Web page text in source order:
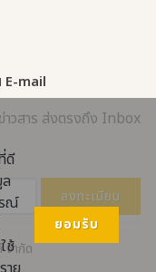
ดี
ณ์
ช้
ยอมรับ
E-mail
วสาร ส่งตรงถึง Inbox
ลงทะเบียน
จำกัด